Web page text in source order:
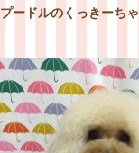
プードルのくっきーち